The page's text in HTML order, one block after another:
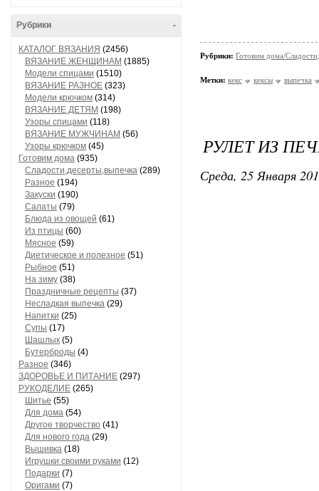
-
Рубрики
КАТАЛОГ ВЯЗАНИЯ (2456)
ВЯЗАНИЕ ЖЕНЩИНАМ (1885)
Модели спицами (1510)
ВЯЗАНИЕ РАЗНОЕ (323)
Модели крючком (314)
ВЯЗАНИЕ ДЕТЯМ (198)
Узоры спицами (118)
ВЯЗАНИЕ МУЖЧИНАМ (56)
Узоры крючком (45)
Готовим дома (935)
Сладости,десерты,выпечка (289)
Разное (194)
Закуски (190)
Салаты (79)
Блюда из овощей (61)
Из птицы (60)
Мясное (59)
Диетическое и полезное (51)
Рыбное (51)
На зиму (38)
Праздничные рецепты (37)
Несладкая выпечка (29)
Напитки (25)
Супы (17)
Шашлык (5)
Бутерброды (4)
Разное (346)
ЗДОРОВЬЕ И ПИТАНИЕ (297)
РУКОДЕЛИЕ (265)
Шитье (55)
Для дома (54)
Другое творчество (41)
Для нового года (29)
Вышивка (18)
Игрушки своими руками (12)
Подарки (7)
Оригами (7)
Рубрики: Готовим дома/
Метки: кекс кексы выпечка
РУЛЕТ ИЗ
Среда, 25 Января